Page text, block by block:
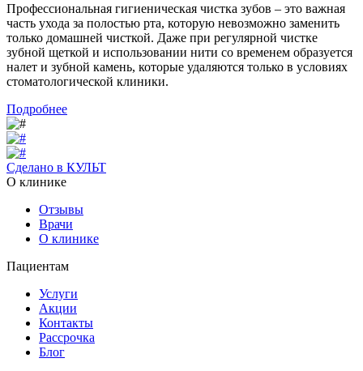
Профессиональная гигиеническая чистка зубов – это важная
часть ухода за полостью рта, которую невозможно заменить
только домашней чисткой. Даже при регулярной чистке
зубной щеткой и использовании нити со временем образуется
налет и зубной камень, которые удаляются только в условиях
стоматологической клиники.
Подробнее
Сделано в КУЛЬТ
О клинике
Отзывы
Врачи
О клинике
Пациентам
Услуги
Акции
Контакты
Рассрочка
Блог